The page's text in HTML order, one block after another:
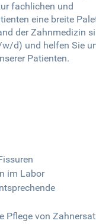
fachlichen und
eine breite
der Zahnmedizin
d) und helfen Sie
Patienten.
im Labor
Pflege von